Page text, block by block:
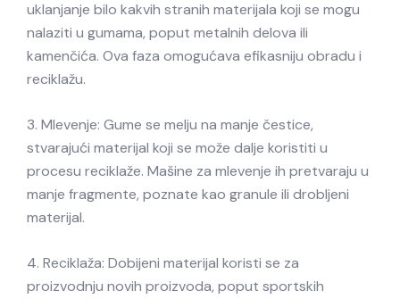
uklanjanje bilo kakvih stranih materijala koji se mogu
nalaziti u gumama, poput metalnih delova ili
kamenčića. Ova faza omogućava efikasniju obradu i
reciklažu.
3. Mlevenje: Gume se melju na manje čestice,
stvarajući materijal koji se može dalje koristiti u
procesu reciklaže. Mašine za mlevenje ih pretvaraju u
manje fragmente, poznate kao granule ili drobljeni
materijal.
4. Reciklaža: Dobijeni materijal koristi se za
proizvodnju novih proizvoda, poput sportskih